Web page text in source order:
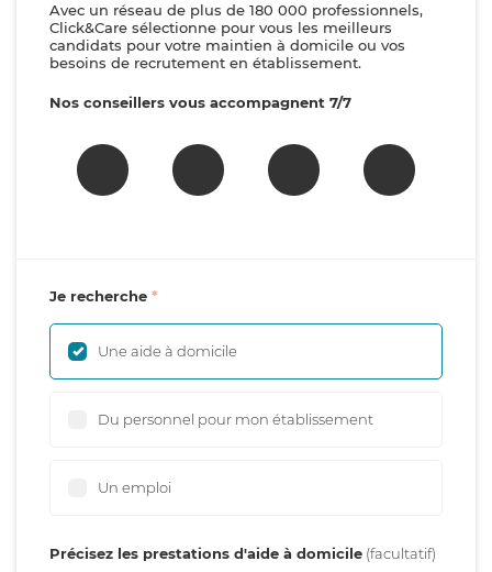
Avec un réseau de plus de 180 000 professionnels,
Click&Care sélectionne pour vous les meilleurs
candidats pour votre maintien à domicile ou vos
besoins de recrutement en établissement.
Nos conseillers vous accompagnent 7/7
Je recherche
Une aide à domicile
Du personnel pour mon établissement
Un emploi
Précisez les prestations d'aide à domicile